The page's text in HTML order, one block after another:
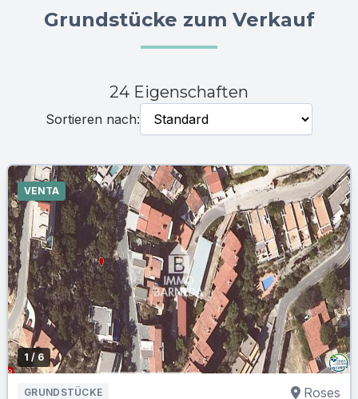
Pool
Aufzug
Grundstücke zum Verkauf
24 Eigenschaften
Sortieren nach:
1 / 6
VENTA
GRUNDSTÜCKE Roses